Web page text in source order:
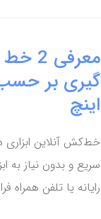
گیری بر حسب
اینچ
خط‌کش آنلاین ابزاری
سریع و بدون نیاز به
رایانه یا تلفن همراه